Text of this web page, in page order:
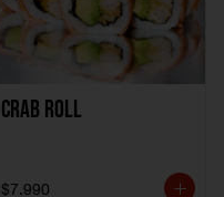
CRAB ROLL
$7.990